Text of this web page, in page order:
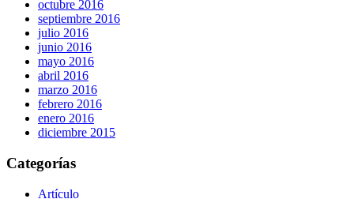
octubre 2016
septiembre 2016
julio 2016
junio 2016
mayo 2016
abril 2016
marzo 2016
febrero 2016
enero 2016
diciembre 2015
Categorías
Artículo